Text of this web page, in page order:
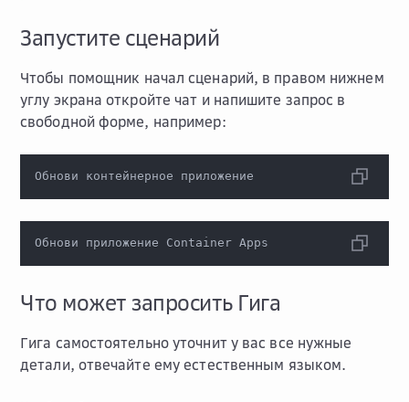
Запустите сценарий
Чтобы помощник начал сценарий, в правом нижнем
углу экрана откройте чат и напишите запрос в
свободной форме, например:
Обнови контейнерное приложение
Обнови приложение Container Apps
Что может запросить Гига
Гига самостоятельно уточнит у вас все нужные
детали, отвечайте ему естественным языком.